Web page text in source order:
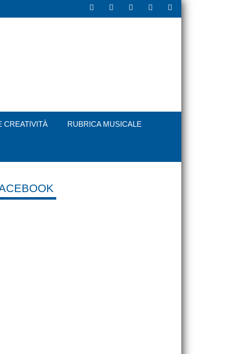
CREATIVITÀ RUBRICA MUSICALE